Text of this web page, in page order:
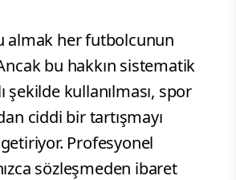
almak her futbolcunun
bu hakkın sistematik
şekilde kullanılması, spor
ciddi bir tartışmayı
Profesyonel
sözleşmeden ibaret